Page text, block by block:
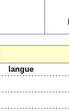
langue